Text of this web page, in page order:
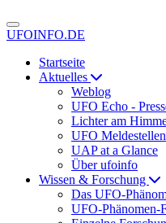
UFOINFO.DE
Startseite
Aktuelles
Weblog
UFO Echo -
Lichter am
UFO Meldestellen
UAP at a Glance
Über ufoinfo
Wissen & Forschung
Das UFO-
UFO-Phänomen-